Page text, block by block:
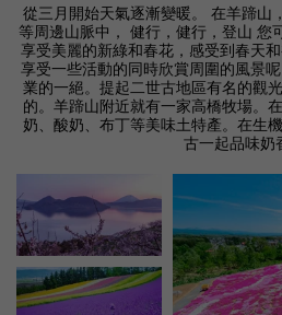
從三月開始天氣逐漸變暖。 在羊蹄山
等周邊山脈中， 健行，健行，登山 您
享受美麗的新綠和春花，感受到春天
享受一些活動的同時欣賞周圍的風景
業的一絕。提起二世古地區有名的觀
的。羊蹄山附近就有一家高橋牧場。
奶、酸奶、布丁等美味土特產。在生
古一起品味奶